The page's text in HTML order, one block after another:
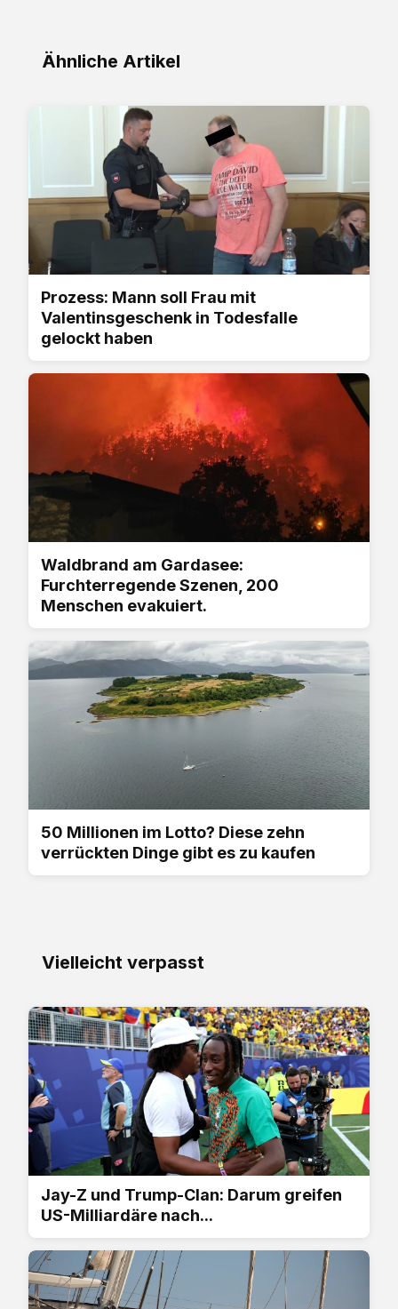
Ähnliche Artikel
Prozess: Mann soll Frau mit
Valentinsgeschenk in Todesfalle
gelockt haben
Waldbrand am Gardasee:
Furchterregende Szenen, 200
Menschen evakuiert.
50 Millionen im Lotto? Diese zehn
verrückten Dinge gibt es zu kaufen
Vielleicht verpasst
Jay-Z und Trump-Clan: Darum greifen
US-Milliardäre nach...